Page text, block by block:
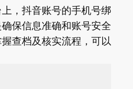
，抖音账号的手机号绑
保信息准确和账号安全
查档及核实流程，可以